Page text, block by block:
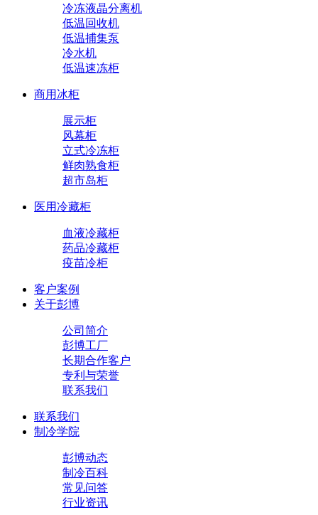
冷冻液晶分离机
低温回收机
低温捕集泵
冷水机
低温速冻柜
商用冰柜
展示柜
风幕柜
立式冷冻柜
鲜肉熟食柜
超市岛柜
医用冷藏柜
血液冷藏柜
药品冷藏柜
疫苗冷柜
客户案例
关于彭博
公司简介
彭博工厂
长期合作客户
专利与荣誉
联系我们
联系我们
制冷学院
彭博动态
制冷百科
常见问答
行业资讯